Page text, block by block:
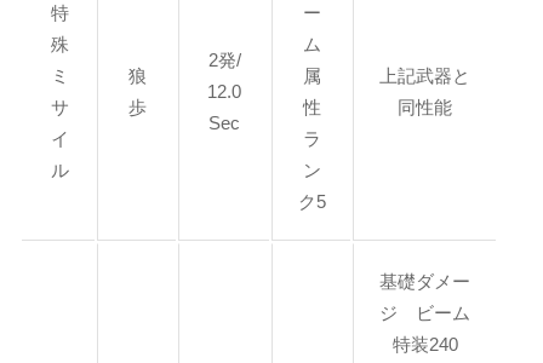
特
殊
ミ
サ
イ
ル
狼
歩
2発/
12.0
Sec
ー
ム
属
性
ラ
ン
ク5
上記武器と
同性能
基礎ダメー
ジ ビーム
特装240